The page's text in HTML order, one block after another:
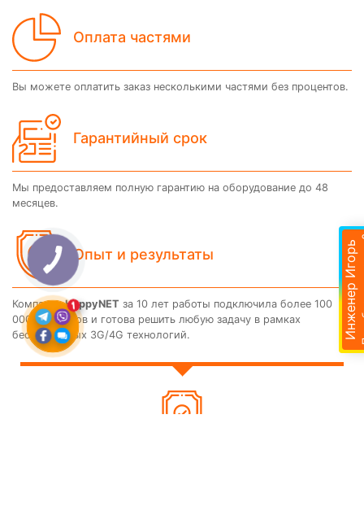
Оплата частями
Вы можете оплатить заказ несколькими частями без процентов.
Гарантийный срок
Мы предоставляем полную гарантию на оборудование до 48
месяцев.
Опыт и результаты
КомпанияHappyNET за 10 лет работы подключила более 100
000 абонентов и готова решить любую задачу в рамках
беспроводных 3G/4G технологий.
Инженер Игорь